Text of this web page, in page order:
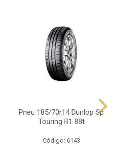
Pneu 185/70r14 Dunlop Sp
Touring R1 88t
Código: 6143